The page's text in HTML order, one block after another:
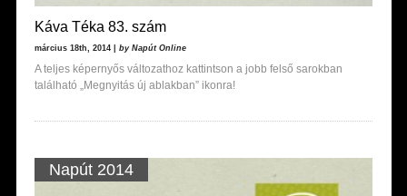
Káva Téka 83. szám
március 18th, 2014 | by Napút Online
A teljes képernyős változathoz kattintson a jobb felső sarokban
található „Megnyitás új ablakban” ikonra!
Napút 2014